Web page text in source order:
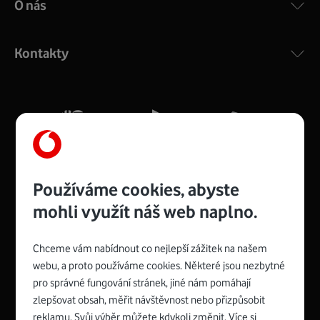
COMPAL CH7465VF
silný signál pro celou domácnost. Kompaktní rozměry 21
Více o COMPAL CH7465VF
Zyxel VMG8623-T50B:
Rozměry modemu jsou 16 x 22 x 7,5 cm (včetně stojánku)
Spojte se s Vodafonem
O nás
Kontakty
Používáme cookies, abyste
mohli využít náš web naplno.
Chceme vám nabídnout co nejlepší zážitek na našem
webu, a proto používáme cookies. Některé jsou nezbytné
pro správné fungování stránek, jiné nám pomáhají
zlepšovat obsah, měřit návštěvnost nebo přizpůsobit
reklamu. Svůj výběr můžete kdykoli změnit. Více si